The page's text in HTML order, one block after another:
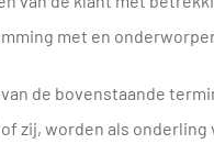
met en
de bovenstaande
zij, worden als onderling